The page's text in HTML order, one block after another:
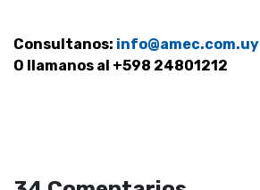
Consultanos: info@amec.com.uy
O llamanos al +598 24801212